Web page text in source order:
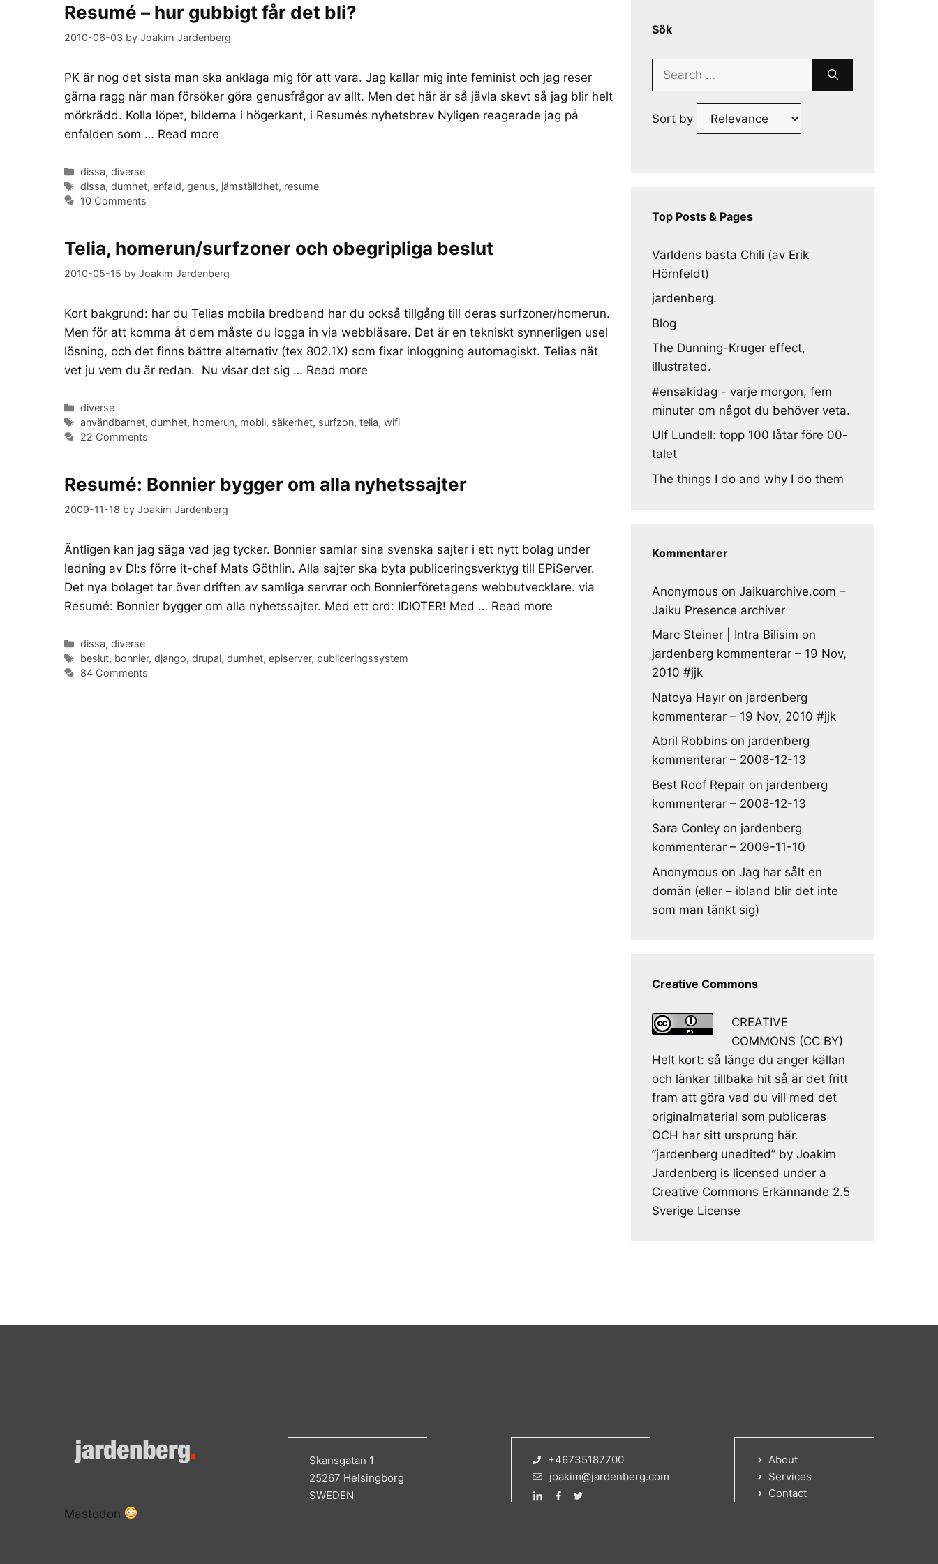
Resumé – hur gubbigt får det bli?
2010-06-03 by Joakim Jardenberg
PK är nog det sista man ska anklaga mig för att vara. Jag kallar mig inte feminist och jag reser
gärna ragg när man försöker göra genusfrågor av allt. Men det här är så jävla skevt så jag blir helt
mörkrädd. Kolla löpet, bilderna i högerkant, i Resumés nyhetsbrev Nyligen reagerade jag på
enfalden som … Read more
Categories
dissa,diverse
Tags
dissa,dumhet,enfald,genus, jämställdhet, resume
10 Comments
Telia, homerun/surfzoner och obegripliga beslut
2010-05-15 by Joakim Jardenberg
Kort bakgrund: har du Telias mobila bredband har du också tillgång till deras surfzoner/homerun.
Men för att komma åt dem måste du logga in via webbläsare. Det är en tekniskt synnerligen usel
lösning, och det finns bättre alternativ (tex 802.1X) som fixar inloggning automagiskt. Telias nät
vet ju vem du är redan. Nu visar det sig … Read more
Categories
diverse
Tags
användbarhet,dumhet, homerun, mobil, säkerhet, surfzon,telia,wifi
22 Comments
Resumé: Bonnier bygger om alla nyhetssajter
2009-11-18 by Joakim Jardenberg
Äntligen kan jag säga vad jag tycker. Bonnier samlar sina svenska sajter i ett nytt bolag under
ledning av DI:s förre it-chef Mats Göthlin. Alla sajter ska byta publiceringsverktyg till EPiServer.
Det nya bolaget tar över driften av samliga servrar och Bonnierföretagens webbutvecklare. via
Resumé: Bonnier bygger om alla nyhetssajter. Med ett ord: IDIOTER! Med … Read more
Categories
dissa,diverse
Tags
beslut, bonnier,django,drupal,dumhet,episerver, publiceringssystem
84 Comments
Sök
Search
Sort by
Top Posts & Pages
Världens bästa Chili (av Erik
Hörnfeldt)
jardenberg.
Blog
The Dunning-Kruger effect,
illustrated.
#ensakidag - varje morgon, fem
minuter om något du behöver veta.
Ulf Lundell: topp 100 låtar före 00-
talet
The things I do and why I do them
Kommentarer
Anonymous on Jaikuarchive.com –
Jaiku Presence archiver
Marc Steiner | Intra Bilisim on
jardenberg kommenterar – 19 Nov,
2010 #jjk
Natoya Hayır on jardenberg
kommenterar – 19 Nov, 2010 #jjk
Abril Robbins on jardenberg
kommenterar – 2008-12-13
Best Roof Repair on jardenberg
kommenterar – 2008-12-13
Sara Conley on jardenberg
kommenterar – 2009-11-10
Anonymous on Jag har sålt en
domän (eller – ibland blir det inte
som man tänkt sig)
Creative Commons
CREATIVE
COMMONS (CC BY)
Helt kort: så länge du anger källan
och länkar tillbaka hit så är det fritt
fram att göra vad du vill med det
originalmaterial som publiceras
OCH har sitt ursprung här.
”jardenberg unedited” by Joakim
Jardenberg is licensed under a
Creative Commons Erkännande 2.5
Sverige License
Skansgatan 1
25267 Helsingborg
SWEDEN
+46735187700
joakim@jardenberg.com
About
Services
Contact
Mastodon